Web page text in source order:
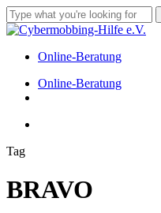
Skip
to
main
content
Close
Online-Beratung
Menu
Online-Beratung
Tag
BRAVO